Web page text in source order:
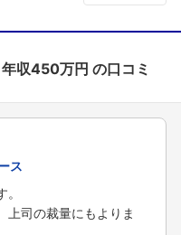
年収450万円 の口コミ
ス
上司の裁量にもよりま